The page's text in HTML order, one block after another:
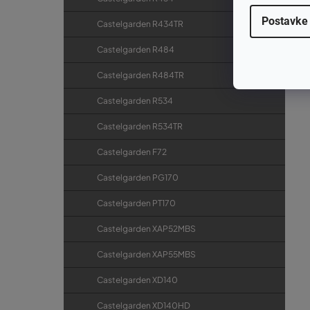
Postavke
Castelgarden R434TR
Castelgarden R484
Castelgarden R484TR
Castelgarden R534
Castelgarden R534TR
Castelgarden F72
Castelgarden PG170
Castelgarden PT170
Castelgarden XAP52MBS
Castelgarden XAP55MBS
Castelgarden XD140
Castelgarden XD140HD